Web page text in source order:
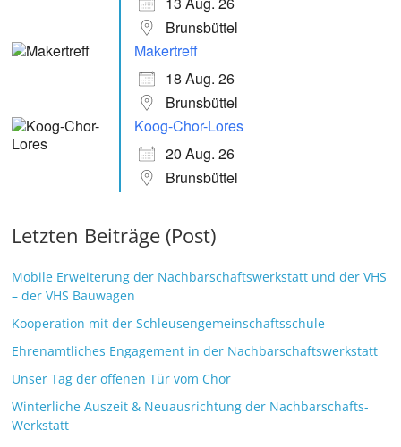
Brunsbüttel
Makertreff
18 Aug. 26
Brunsbüttel
Koog-Chor-Lores
20 Aug. 26
Brunsbüttel
Letzten Beiträge (Post)
Mobile Erweiterung der Nachbarschaftswerkstatt und der VHS
– der VHS Bauwagen
Kooperation mit der Schleusengemeinschaftsschule
Ehrenamtliches Engagement in der Nachbarschaftswerkstatt
Unser Tag der offenen Tür vom Chor
Winterliche Auszeit & Neuausrichtung der Nachbarschafts-
Werkstatt